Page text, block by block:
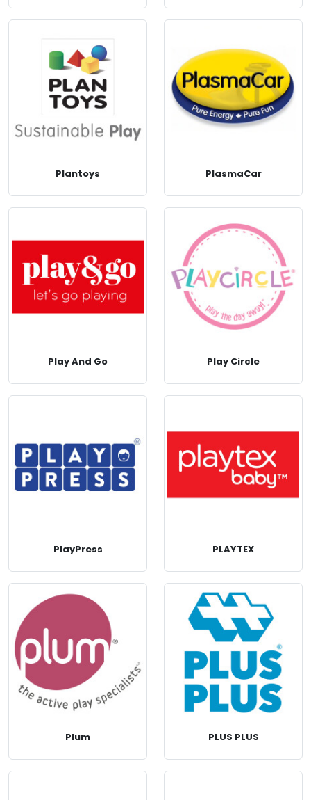
Plantoys PlasmaCar
Play And Go Play Circle
PlayPress PLAYTEX
Plum PLUS PLUS